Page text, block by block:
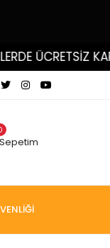
ÜCRETSİZ
Sepetim